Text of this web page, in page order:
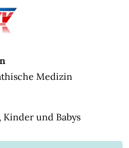
Medizin
und Babys